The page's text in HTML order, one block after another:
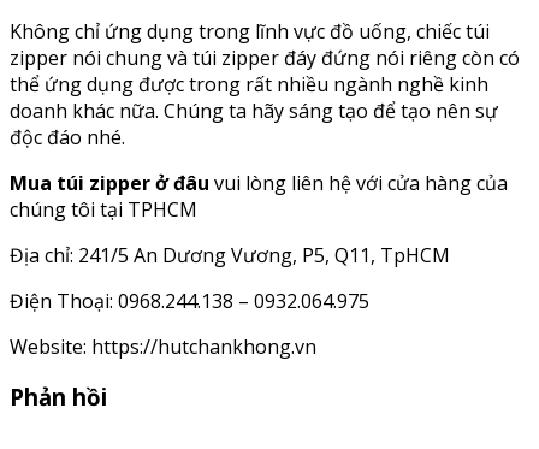
Không chỉ ứng dụng trong lĩnh vực đồ uống, chiếc túi
zipper nói chung và túi zipper đáy đứng nói riêng còn có
thể ứng dụng được trong rất nhiều ngành nghề kinh
doanh khác nữa. Chúng ta hãy sáng tạo để tạo nên sự
độc đáo nhé.
Mua túi zipper ở đâu vui lòng liên hệ với cửa hàng của
chúng tôi tại TPHCM
Địa chỉ: 241/5 An Dương Vương, P5, Q11, TpHCM
Điện Thoại: 0968.244.138 – 0932.064.975
Website: https://hutchankhong.vn
Phản hồi